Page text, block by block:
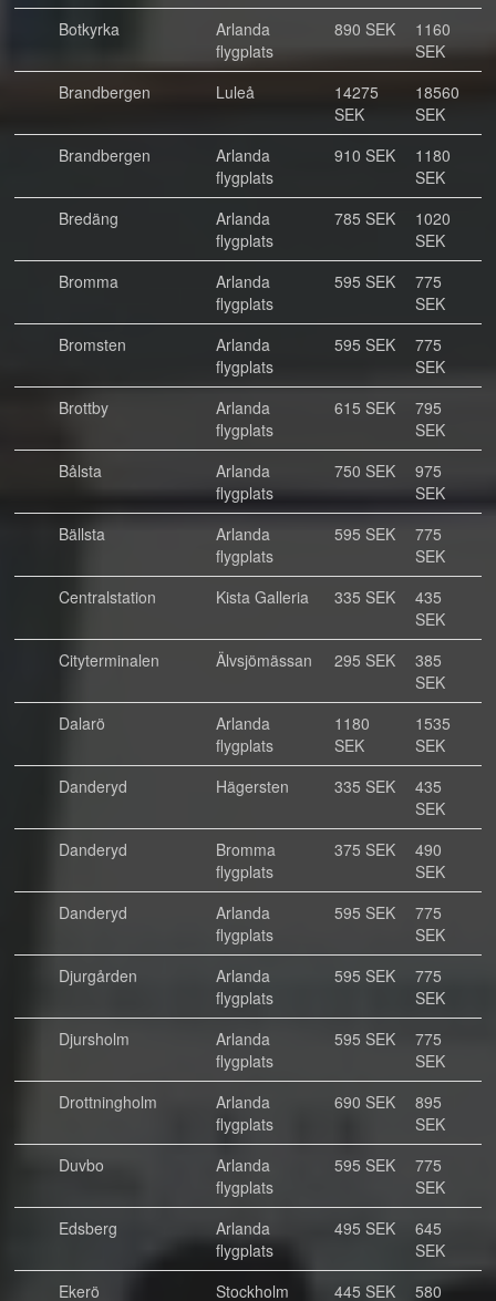
Botkyrka
Arlanda
flygplats
890 SEK
1160
SEK
Brandbergen
Luleå
14275
SEK
18560
SEK
Brandbergen
Arlanda
flygplats
910 SEK
1180
SEK
Bredäng
Arlanda
flygplats
785 SEK
1020
SEK
Bromma
Arlanda
flygplats
595 SEK
775
SEK
Bromsten
Arlanda
flygplats
595 SEK
775
SEK
Brottby
Arlanda
flygplats
615 SEK
795
SEK
Bålsta
Arlanda
flygplats
750 SEK
975
SEK
Bällsta
Arlanda
flygplats
595 SEK
775
SEK
Centralstation
Kista Galleria 335 SEK
435
SEK
Cityterminalen
Älvsjömässan 295 SEK
385
SEK
Dalarö
Arlanda
flygplats
1180
SEK
1535
SEK
Danderyd
Hägersten 335 SEK
435
SEK
Danderyd
Bromma
flygplats
375 SEK
490
SEK
Danderyd
Arlanda
flygplats
595 SEK
775
SEK
Djurgården
Arlanda
flygplats
595 SEK
775
SEK
Djursholm
Arlanda
flygplats
595 SEK
775
SEK
Drottningholm
Arlanda
flygplats
690 SEK
895
SEK
Duvbo
Arlanda
flygplats
595 SEK
775
SEK
Edsberg
Arlanda
flygplats
495 SEK
645
SEK
Ekerö
Stockholm 445 SEK 580